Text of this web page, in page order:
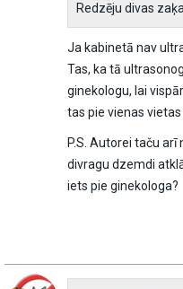
Redzēju divas
Ja kabinetā nav
Tas, ka tā
ginekologu, lai
tas pie vienas
P.S. Autorei taču arī
divragu dzemdi
iets pie ginekologa?